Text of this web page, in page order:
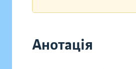
Анотація